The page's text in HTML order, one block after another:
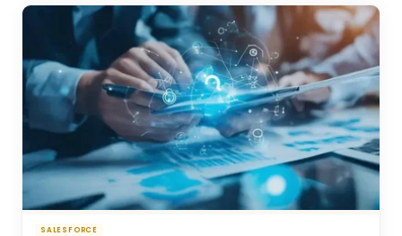
SALESFORCE